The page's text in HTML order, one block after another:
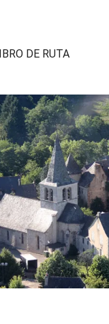
DE RUTA